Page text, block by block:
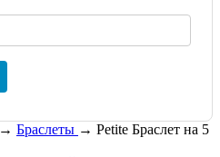
→ Браслеты → Petite Браслет на 5